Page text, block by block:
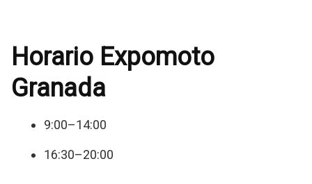
Horario Expomoto
Granada
9:00–14:00
16:30–20:00